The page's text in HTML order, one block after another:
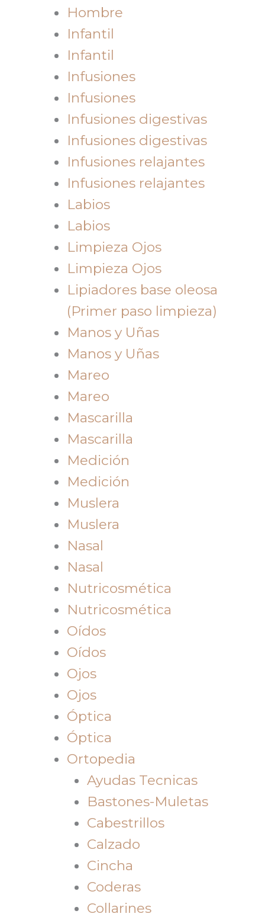
Hombre
Infantil
Infantil
Infusiones
Infusiones
Infusiones digestivas
Infusiones digestivas
Infusiones relajantes
Infusiones relajantes
Labios
Labios
Limpieza Ojos
Limpieza Ojos
Lipiadores base oleosa
(Primer paso limpieza)
Manos y Uñas
Manos y Uñas
Mareo
Mareo
Mascarilla
Mascarilla
Medición
Medición
Muslera
Muslera
Nasal
Nasal
Nutricosmética
Nutricosmética
Oídos
Oídos
Ojos
Ojos
Óptica
Óptica
Ortopedia
Ayudas Tecnicas
Bastones-Muletas
Cabestrillos
Calzado
Cincha
Coderas
Collarines